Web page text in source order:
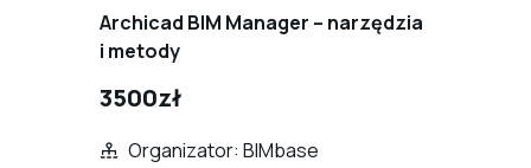
Archicad BIM Manager – narzędzia
i metody
3500zł
Organizator: BIMbase